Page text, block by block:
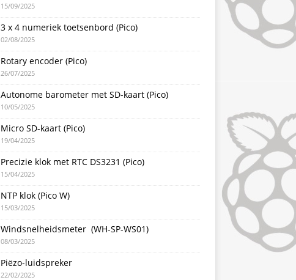
15/09/2025
3 x 4 numeriek toetsenbord (Pico)
02/08/2025
Rotary encoder (Pico)
26/07/2025
Autonome barometer met SD-kaart (Pico)
10/05/2025
Micro SD-kaart (Pico)
19/04/2025
Precizie klok met RTC DS3231 (Pico)
15/04/2025
NTP klok (Pico W)
15/03/2025
Windsnelheidsmeter (WH-SP-WS01)
08/03/2025
Piëzo-luidspreker
22/02/2025